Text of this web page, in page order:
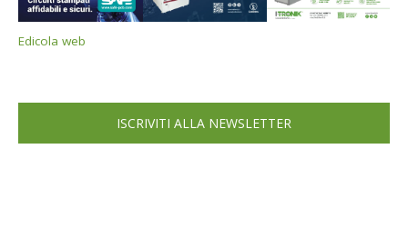
Edicola web
ISCRIVITI ALLA NEWSLETTER